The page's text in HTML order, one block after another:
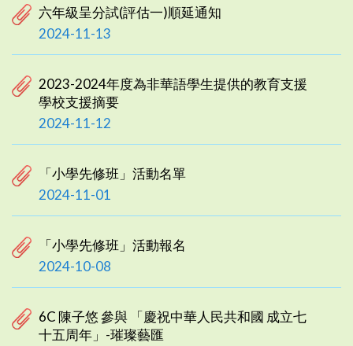
六年級呈分試(評估一)順延通知
2024-11-13
2023-2024年度為非華語學生提供的教育支援
學校支援摘要
2024-11-12
「小學先修班」活動名單
2024-11-01
「小學先修班」活動報名
2024-10-08
6C 陳子悠 參與 「慶祝中華人民共和國 成立七
十五周年」-璀璨藝匯